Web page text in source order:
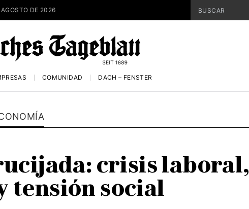
DE 2026
COMUNIDAD DACH – FENSTER
crisis laboral,
tensión social